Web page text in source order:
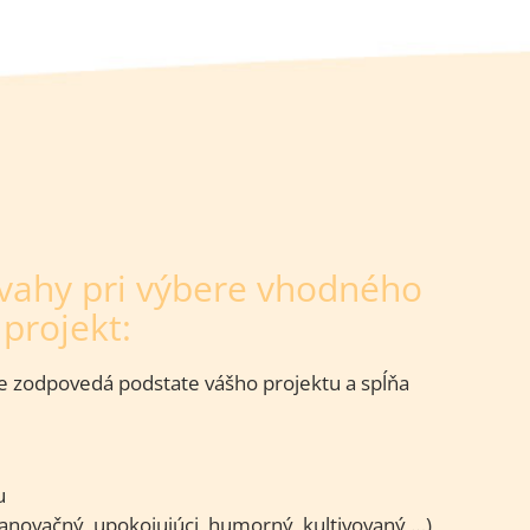
pri výbere vhodného
podstate vášho projektu a spĺňa